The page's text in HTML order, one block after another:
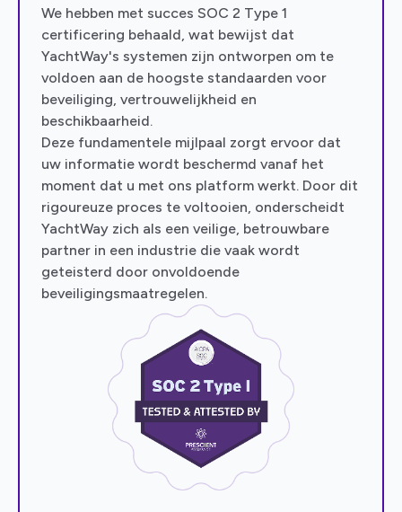
We hebben met succes SOC 2 Type 1
certificering behaald, wat bewijst dat
YachtWay's systemen zijn ontworpen om te
voldoen aan de hoogste standaarden voor
beveiliging, vertrouwelijkheid en
beschikbaarheid.
Deze fundamentele mijlpaal zorgt ervoor dat
uw informatie wordt beschermd vanaf het
moment dat u met ons platform werkt. Door dit
rigoureuze proces te voltooien, onderscheidt
YachtWay zich als een veilige, betrouwbare
partner in een industrie die vaak wordt
geteisterd door onvoldoende
beveiligingsmaatregelen.